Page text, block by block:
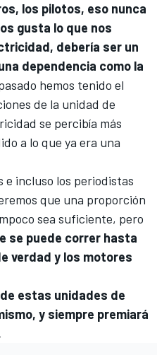
los pilotos, eso nunca
gusta lo que nos
debería ser un
dependencia como la
hemos tenido el
de la unidad de
se percibía más
a lo que ya era una
e incluso los periodistas
que una proporción
sea suficiente, pero
se puede correr hasta
verdad y los motores
de estas unidades de
y siempre premiará